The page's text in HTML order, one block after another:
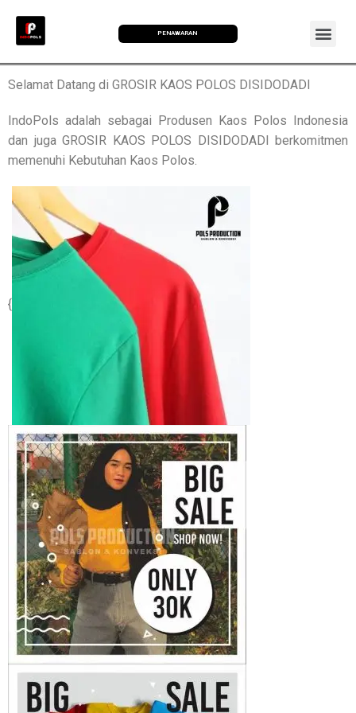
PENAWARAN
Selamat Datang di GROSIR KAOS POLOS DISIDODADI
IndoPols adalah sebagai Produsen Kaos Polos Indonesia
dan juga GROSIR KAOS POLOS DISIDODADI berkomitmen
memenuhi Kebutuhan Kaos Polos.
{